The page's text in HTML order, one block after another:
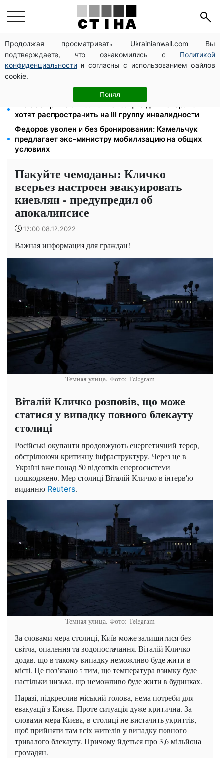
Продолжая просматривать Ukrainianwall.com Вы
подтверждаете, что ознакомились с Политикой
конфиденциальности и согласны с использованием файлов
cookie.
Понял
Фейковые сайты сервисных центров МВД:
мошенники выманивают деньги у водителей перед
выездом за границу
Яйца от 19,90 грн за десяток: АТБ, Сильпо, Varus и
Ашан переписали ценники в августе
120 000 грн на авто: компенсацию для ветеранов
хотят распространить на III группу инвалидности
Федоров уволен и без бронирования: Камельчук
предлагает экс-министру мобилизацию на общих
условиях
Пакуйте чемоданы: Кличко
всерьез настроен эвакуировать
киевлян - предупредил об
апокалипсисе
12:00 08.12.2022
Важная информация для граждан!
Темная улица. Фото: Telegram
Віталій Кличко розповів, що може
статися у випадку повного блекауту
столиці
Російські окупанти продовжують енергетичний терор,
обстрілюючи критичну інфраструктуру. Через це в
Україні вже понад 50 відсотків енергосистеми
пошкоджено. Мер столиці Віталій Кличко в інтерв'ю
виданню Reuters.
Темная улица. Фото: Telegram
За словами мера столиці, Київ може залишитися без
світла, опалення та водопостачання. Віталій Кличко
додав, що в такому випадку неможливо буде жити в
місті. Це пов'язано з тим, що температура взимку буде
настільки низька, що неможливо буде жити в будинках.
Наразі, підкреслив міський голова, нема потреби для
евакуації з Києва. Проте ситуація дуже критична. За
словами мера Києва, в столиці не вистачить укриттів,
щоб прийняти там всіх жителів у випадку повного
тривалого блекауту. Причому йдеться про 3,6 мільйона
громадян.